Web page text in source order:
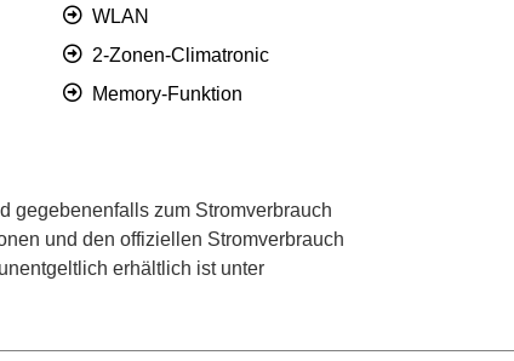
WLAN
2-Zonen-Climatronic
Memory-Funktion
gegebenenfalls zum Stromverbrauch
und den offiziellen Stromverbrauch
erhältlich ist unter